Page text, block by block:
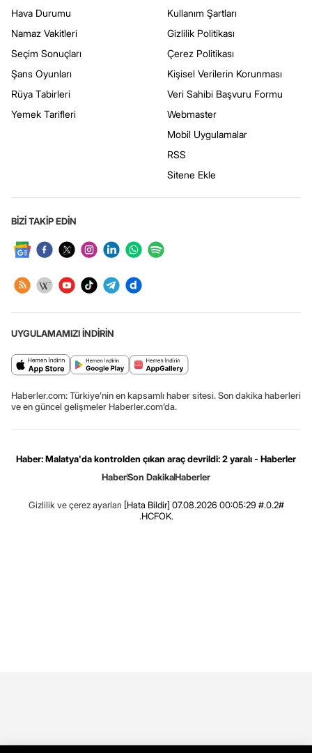
Hava Durumu
Namaz Vakitleri
Seçim Sonuçları
Şans Oyunları
Rüya Tabirleri
Yemek Tarifleri
Kullanım Şartları
Gizlilik Politikası
Çerez Politikası
Kişisel Verilerin Korunması
Veri Sahibi Başvuru Formu
Webmaster
Mobil Uygulamalar
RSS
Sitene Ekle
BİZİ TAKİP EDİN
UYGULAMAMIZI İNDİRİN
Haberler.com: Türkiye’nin en kapsamlı haber sitesi. Son dakika haberleri
ve en güncel gelişmeler Haberler.com’da.
Haber: Malatya'da kontrolden çıkan araç devrildi: 2 yaralı - Haberler
HaberSon DakikaHaberler
Gizlilik ve çerez ayarları [Hata Bildir] 07.08.2026 00:05:29 #.0.2#
.HCFOK.